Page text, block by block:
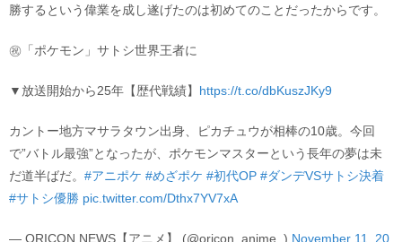
勝するという偉業を成し遂げたのは初めてのことだったからです。
㊗「ポケモン」サトシ世界王者に
▼放送開始から25年【歴代戦績】 https://t.co/dbKuszJKy9
カントー地方マサラタウン出身、ピカチュウが相棒の10歳。今回
で”バトル最強”となったが、ポケモンマスターという長年の夢は未
だ道半ばだ。 #アニポケ #めざポケ #初代OP #ダンデVSサトシ決着
#サトシ優勝 pic.twitter.com/Dthx7YV7xA
— ORICON NEWS【アニメ】 (@oricon_anime_) November 11, 20